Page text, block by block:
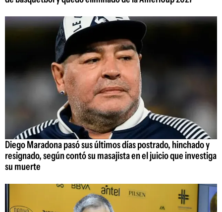
Diego Maradona pasó sus últimos días postrado, hinchado y
resignado, según contó su masajista en el juicio que investiga
su muerte